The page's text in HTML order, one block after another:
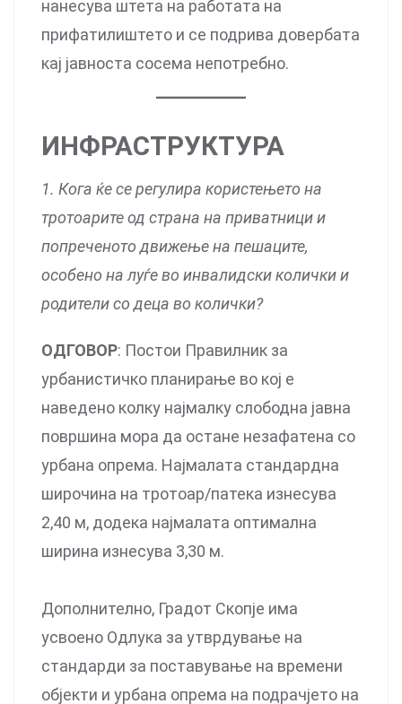
нанесува штета на работата на
прифатилиштето и се подрива довербата
кај јавноста сосема непотребно.
ИНФРАСТРУКТУРА
1. Кога ќе се регулира користењето на
тротоарите од страна на приватници и
попреченото движење на пешаците,
особено на луѓе во инвалидски колички и
родители со деца во колички?
ОДГОВОР: Постои Правилник за
урбанистичко планирање во кој е
наведено колку најмалку слободна јавна
површина мора да остане незафатена со
урбана опрема. Најмалата стандардна
широчина на тротоар/патека изнесува
2,40 м, додека најмалата оптимална
ширина изнесува 3,30 м.
Дополнително, Градот Скопје има
усвоено Одлука за утврдување на
стандарди за поставување на времени
објекти и урбана опрема на подрачјето на